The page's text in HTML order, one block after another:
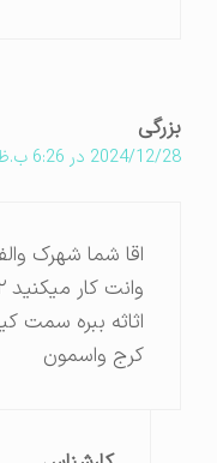
بزرگی
2024/12/28 در 6:26 ب.ظ
اقا شما شهرک والفجر
وانت کار میکنید
اثاثه ببره سمت
کرج واسمون